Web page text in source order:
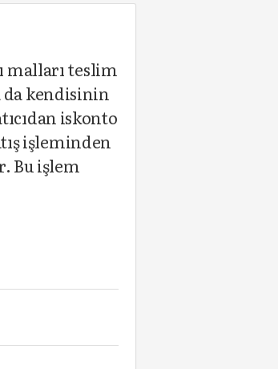
malları teslim
da kendisinin
iskonto
işleminden
Bu işlem